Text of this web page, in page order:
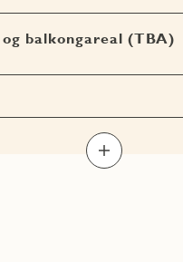
balkongareal (TBA)